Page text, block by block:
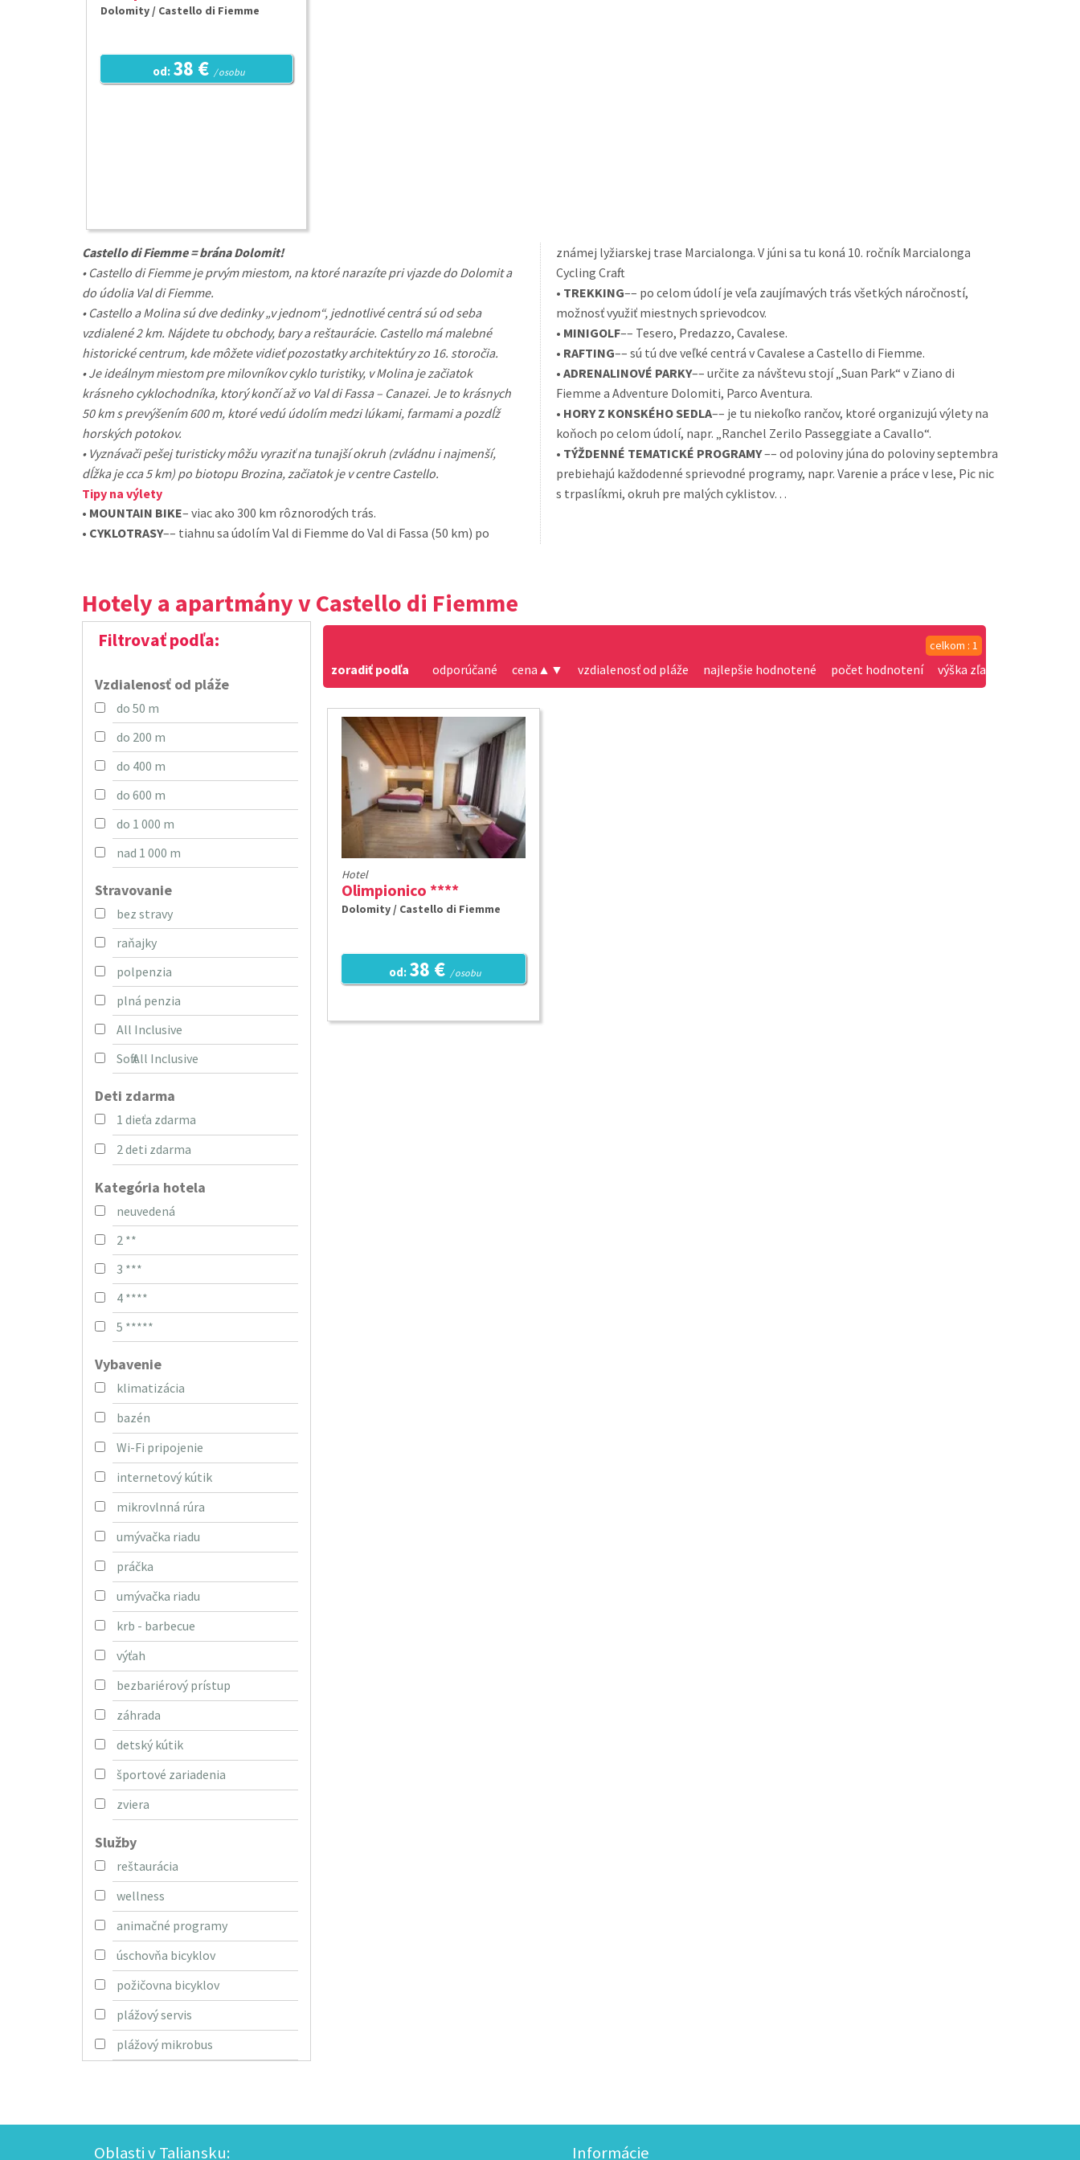
Dolomity / Castello di Fiemme
od: 38 € / osobu
Castello di Fiemme = brána Dolomit!
• Castello di Fiemme je prvým miestom, na ktoré narazíte pri vjazde do Dolomit a
do údolia Val di Fiemme.
• Castello a Molina sú dve dedinky „v jednom“, jednotlivé centrá sú od seba
vzdialené 2 km. Nájdete tu obchody, bary a reštaurácie. Castello má malebné
historické centrum, kde môžete vidieť pozostatky architektúry zo 16. storočia.
• Je ideálnym miestom pre milovníkov cyklo turistiky, v Molina je začiatok
krásneho cyklochodníka, ktorý končí až vo Val di Fassa – Canazei. Je to krásnych
50 km s prevýšením 600 m, ktoré vedú údolím medzi lúkami, farmami a pozdĺž
horských potokov.
• Vyznávači pešej turisticky môžu vyraziť na tunajší okruh (zvládnu i najmenší,
dĺžka je cca 5 km) po biotopu Brozina, začiatok je v centre Castello.
Tipy na výlety
• MOUNTAIN BIKE– viac ako 300 km rôznorodých trás.
• CYKLOTRASY–– tiahnu sa údolím Val di Fiemme do Val di Fassa (50 km) po
známej lyžiarskej trase Marcialonga. V júni sa tu koná 10. ročník Marcialonga
Cycling Craft.
• TREKKING–– po celom údolí je veľa zaujímavých trás všetkých náročností,
možnosť využiť miestnych sprievodcov.
• MINIGOLF–– Tesero, Predazzo, Cavalese.
• RAFTING–– sú tú dve veľké centrá v Cavalese a Castello di Fiemme.
• ADRENALINOVÉ PARKY–– určite za návštevu stojí „Suan Park“ v Ziano di
Fiemme a Adventure Dolomiti, Parco Aventura.
• HORY Z KONSKÉHO SEDLA–– je tu niekoľko rančov, ktoré organizujú výlety na
koňoch po celom údolí, napr. „Ranchel Zerilo Passeggiate a Cavallo“.
• TÝŽDENNÉ TEMATICKÉ PROGRAMY–– od poloviny júna do poloviny septembra
prebiehajú každodenné sprievodné programy, napr. Varenie a práce v lese, Pic nic
s trpaslíkmi, okruh pre malých cyklistov…
Hotely a apartmány v Castello di Fiemme
Filtrovať podľa:
Vzdialenosť od pláže
do 50 m
do 200 m
do 400 m
do 600 m
do 1 000 m
nad 1 000 m
Stravovanie
bez stravy
raňajky
polpenzia
plná penzia
All Inclusive
Soft All Inclusive
Deti zdarma
1 dieťa zdarma
2 deti zdarma
Kategória hotela
neuvedená
2 **
3 ***
4 ****
5 *****
Vybavenie
klimatizácia
bazén
Wi-Fi pripojenie
internetový kútik
mikrovlnná rúra
umývačka riadu
práčka
umývačka riadu
krb - barbecue
výťah
bezbariérový prístup
záhrada
detský kútik
športové zariadenia
zviera
Služby
reštaurácia
wellness
animačné programy
úschovňa bicyklov
požičovna bicyklov
plážový servis
plážový mikrobus
celkom : 1
zoradiť podľa odporúčané cena ▲ ▼ vzdialenosť od pláže najlepšie hodnotené počet hodnotení výška zľavy
Hotel
Olimpionico ****
Dolomity / Castello di Fiemme
od: 38 € / osobu
Oblasti v Taliansku: Informácie